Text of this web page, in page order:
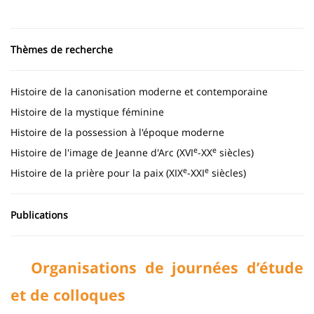
Thèmes de recherche
Histoire de la canonisation moderne et contemporaine
Histoire de la mystique féminine
Histoire de la possession à l'époque moderne
Histoire de l'image de Jeanne d'Arc (XVIe-XXe siècles)
Histoire de la prière pour la paix (XIXe-XXIe siècles)
Publications
Organisations de journées d’étude
et de colloques